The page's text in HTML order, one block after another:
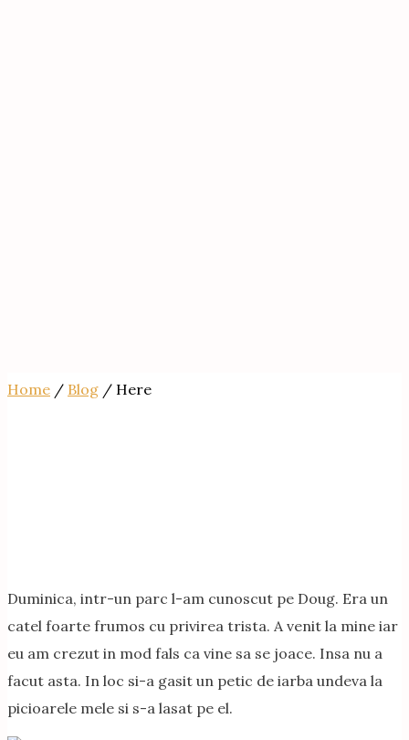
Home / Blog / Here
Duminica, intr-un parc l-am cunoscut pe Doug. Era un
catel foarte frumos cu privirea trista. A venit la mine iar
eu am crezut in mod fals ca vine sa se joace. Insa nu a
facut asta. In loc si-a gasit un petic de iarba undeva la
picioarele mele si s-a lasat pe el.